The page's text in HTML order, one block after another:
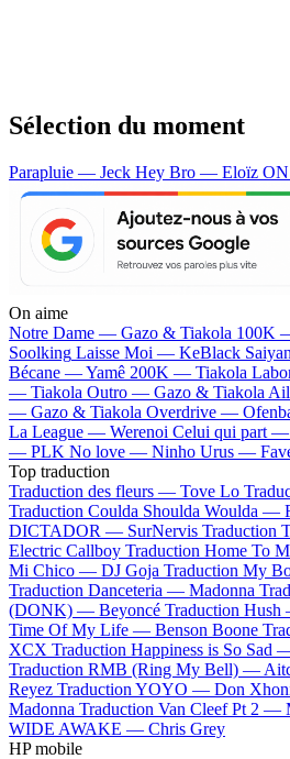
Sélection du moment
Parapluie — Jeck Hey Bro — Eloïz
On aime
Notre Dame — Gazo & Tiakola 100K
Soolking Laisse Moi — KeBlack
Bécane —Yamê 200K — Tiakola
— Tiakola Outro — Gazo & Tiakola
— Gazo & Tiakola Overdrive —
La League — Werenoi Celui qui part —
— PLK No love — Ninho Urus —
Top traduction
Traduction des fleurs — Tove Lo
Traduction Coulda Shoulda Woulda —
DICTADOR — SurNervis Traduction
Electric Callboy Traduction Home To
Mi Chico — DJ Goja Traduction My
Traduction Danceteria — Madonna
(DONK) — Beyoncé Traduction
Time Of My Life — Benson Boone
XCX Traduction Happiness is So Sad
Traduction RMB (Ring My Bell) —
Reyez Traduction YOYO — Don
Madonna Traduction Van Cleef Pt 2 —
WIDE AWAKE — Chris Grey
HP mobile